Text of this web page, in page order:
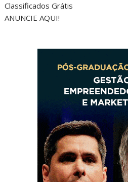
Classificados Grátis
ANUNCIE AQUI!